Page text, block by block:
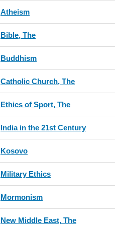
Atheism
Bible, The
Buddhism
Catholic Church, The
Ethics of Sport, The
India in the 21st Century
Kosovo
Military Ethics
Mormonism
New Middle East, The